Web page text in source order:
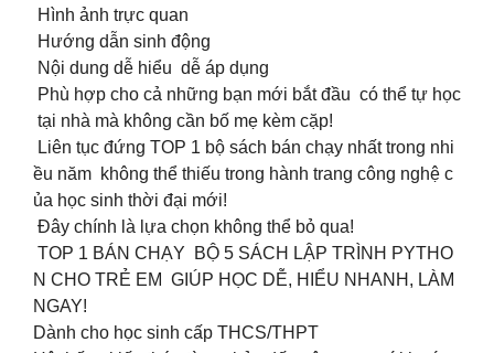
Hình ảnh trực quan
Hướng dẫn sinh động
Nội dung dễ hiểu dễ áp dụng
Phù hợp cho cả những bạn mới bắt đầu có thể tự học
tại nhà mà không cần bố mẹ kèm cặp!
Liên tục đứng TOP 1 bộ sách bán chạy nhất trong nhi
ều năm không thể thiếu trong hành trang công nghệ c
ủa học sinh thời đại mới!
Đây chính là lựa chọn không thể bỏ qua!
TOP 1 BÁN CHẠY BỘ 5 SÁCH LẬP TRÌNH PYTHO
N CHO TRẺ EM GIÚP HỌC DỄ, HIỂU NHANH, LÀM
NGAY!
Dành cho học sinh cấp THCS/THPT